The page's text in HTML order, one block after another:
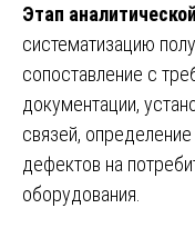
Этап
систематизацию
сопоставление с
документации,
связей,
дефектов на
оборудования.